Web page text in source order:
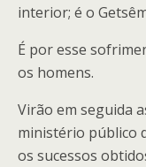
interior; é o
É por esse
os homens.
Virão em seguida
ministério público
os sucessos